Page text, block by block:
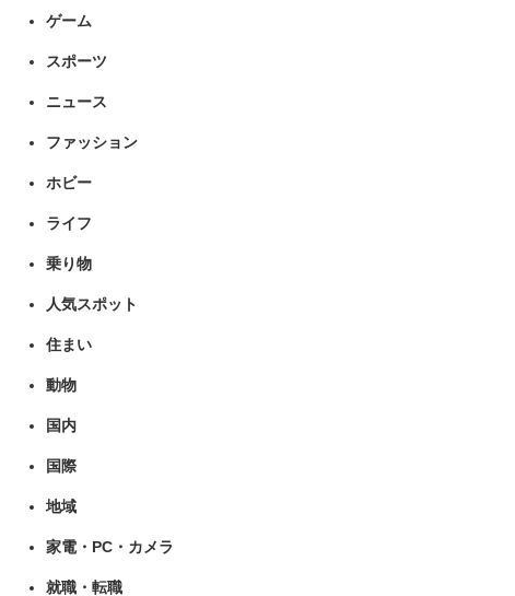
ゲーム
スポーツ
ニュース
ファッション
ホビー
ライフ
乗り物
人気スポット
住まい
動物
国内
国際
地域
家電・PC・カメラ
就職・転職